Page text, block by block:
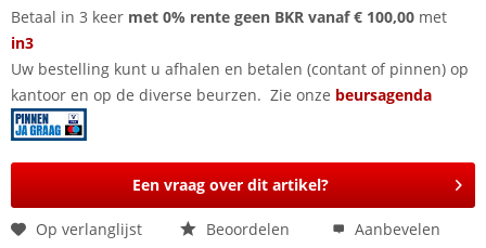
Betaal in 3 keer met 0% rente geen BKR vanaf € 100,00 met
in3
Uw bestelling kunt u afhalen en betalen (contant of pinnen) op
kantoor en op de diverse beurzen. Zie onze beursagenda
Een vraag over dit artikel?
Op verlanglijst Beoordelen Aanbevelen